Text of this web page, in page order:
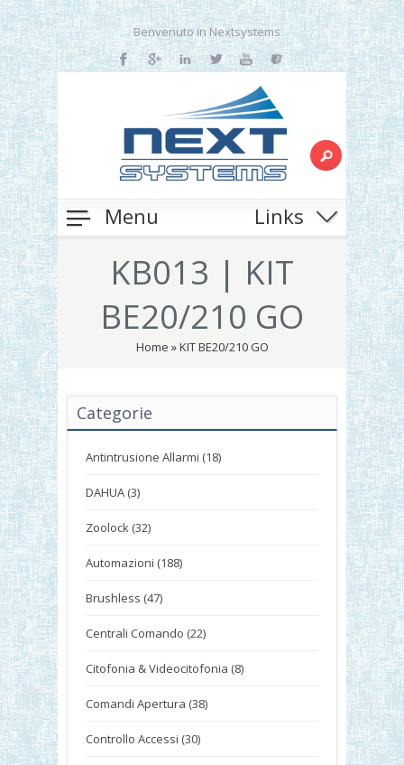
Benvenuto in Nextsystems
Menu Links
KB013 | KIT
BE20/210 GO
Home »KIT BE20/210 GO
Categorie
Antintrusione Allarmi (18)
DAHUA (3)
Zoolock (32)
Automazioni (188)
Brushless (47)
Centrali Comando (22)
Citofonia & Videocitofonia (8)
Comandi Apertura (38)
Controllo Accessi (30)